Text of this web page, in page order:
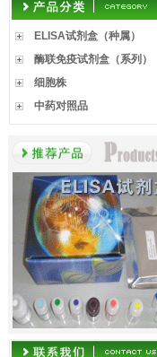
ELISA试剂盒（种属）
酶联免疫试剂盒（系列）
细胞株
中药对照品